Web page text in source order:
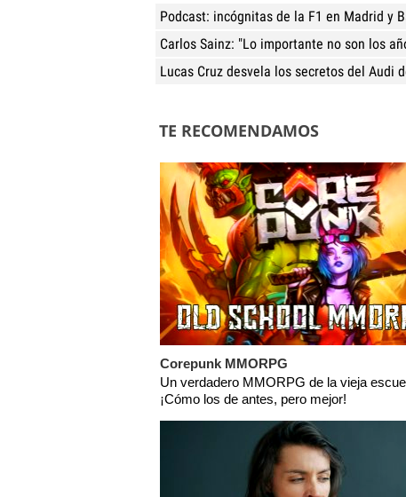
Podcast: incógnitas de la F1 en Madrid y
Carlos Sainz: "Lo importante no son los
Lucas Cruz desvela los secretos del Audi
TE RECOMENDAMOS
Corepunk MMORPG
Un verdadero MMORPG de la vieja
¡Cómo los de antes, pero mejor!